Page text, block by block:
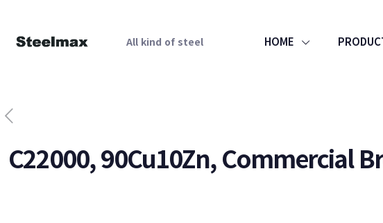
All kind of steel HOME
C22000, 90Cu10Zn, Commercial